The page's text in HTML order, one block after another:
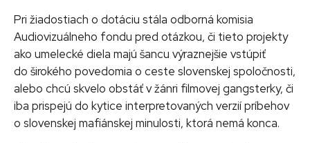
Pri žiadostiach o dotáciu stála odborná komisia
Audiovizuálneho fondu pred otázkou, či tieto projekty
ako umelecké diela majú šancu výraznejšie vstúpiť
do širokého povedomia o ceste slovenskej spoločnosti,
alebo chcú skvelo obstáť v žánri filmovej gangsterky, či
iba prispejú do kytice interpretovaných verzií príbehov
o slovenskej mafiánskej minulosti, ktorá nemá konca.